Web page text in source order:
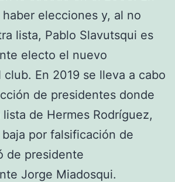
elecciones y, al no
lista, Pablo Slavutsqui es
electo el nuevo
En 2019 se lleva a cabo
de presidentes donde
de Hermes Rodríguez,
por falsificación de
de presidente
Jorge Miadosqui.